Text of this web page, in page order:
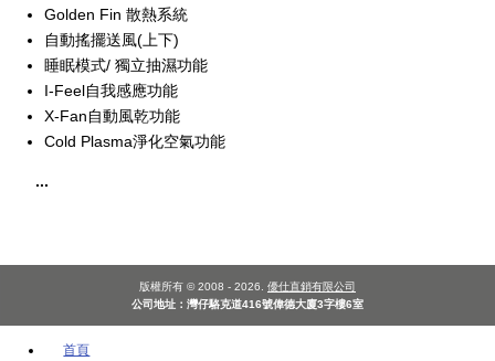
Golden Fin 散熱系統
自動搖擺送風(上下)
睡眠模式/ 獨立抽濕功能
I-Feel自我感應功能
X-Fan自動風乾功能
Cold Plasma淨化空氣功能
...
版權所有 © 2008 - 2026. 優仕直銷有限公司
公司地址：灣仔駱克道416號偉德大廈3字樓6室
首頁